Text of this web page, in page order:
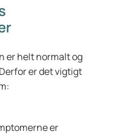
er helt normalt og
er det vigtigt
er